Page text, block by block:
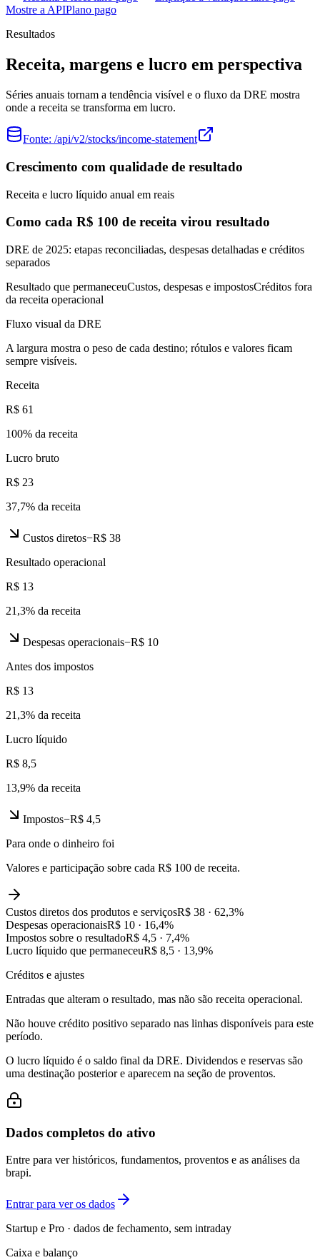
Mostre a APIPlano pago
Resultados
Receita, margens e lucro em perspectiva
Séries anuais tornam a tendência visível e o fluxo da DRE mostra
onde a receita se transforma em lucro.
Fonte: /api/v2/stocks/income-statement
Crescimento com qualidade de resultado
Receita e lucro líquido anual em reais
Como cada R$ 100 de receita virou resultado
DRE de 2025: etapas reconciliadas, despesas detalhadas e créditos
separados
Resultado que permaneceuCustos, despesas e impostosCréditos fora
da receita operacional
Fluxo visual da DRE
A largura mostra o peso de cada destino; rótulos e valores ficam
sempre visíveis.
Receita
R$ 61
100% da receita
Lucro bruto
R$ 23
37,7% da receita
Custos diretos−R$ 38
Resultado operacional
R$ 13
21,3% da receita
Despesas operacionais−R$ 10
Antes dos impostos
R$ 13
21,3% da receita
Lucro líquido
R$ 8,5
13,9% da receita
Impostos−R$ 4,5
Para onde o dinheiro foi
Valores e participação sobre cada R$ 100 de receita.
Custos diretos dos produtos e serviçosR$ 38 · 62,3%
Despesas operacionaisR$ 10 · 16,4%
Impostos sobre o resultadoR$ 4,5 · 7,4%
Lucro líquido que permaneceuR$ 8,5 · 13,9%
Créditos e ajustes
Entradas que alteram o resultado, mas não são receita operacional.
Não houve crédito positivo separado nas linhas disponíveis para este
período.
O lucro líquido é o saldo final da DRE. Dividendos e reservas são
uma destinação posterior e aparecem na seção de proventos.
Dados completos do ativo
Entre para ver históricos, fundamentos, proventos e as análises da
brapi.
Entrar para ver os dados
Startup e Pro · dados de fechamento, sem intraday
Caixa e balanço